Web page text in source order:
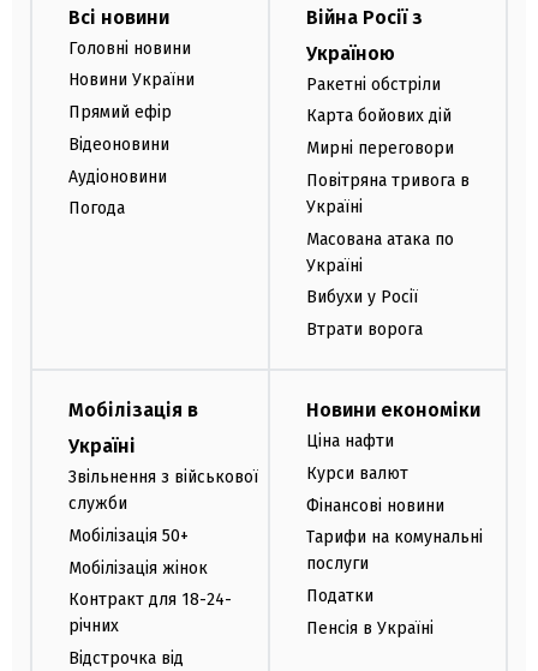
Всі новини
Головні новини
Новини України
Прямий ефір
Відеоновини
Аудіоновини
Погода
Війна Росії з
Україною
Ракетні обстріли
Карта бойових дій
Мирні переговори
Повітряна тривога в
Україні
Масована атака по
Україні
Вибухи у Росії
Втрати ворога
Мобілізація в
Україні
Звільнення з військової
служби
Мобілізація 50+
Мобілізація жінок
Контракт для 18-24-
річних
Відстрочка від
Новини економіки
Ціна нафти
Курси валют
Фінансові новини
Тарифи на комунальні
послуги
Податки
Пенсія в Україні